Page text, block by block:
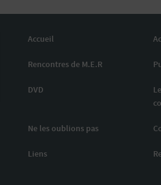
Accueil
Rencontres de M.E.R
DVD
Ne les oublions pas
Liens